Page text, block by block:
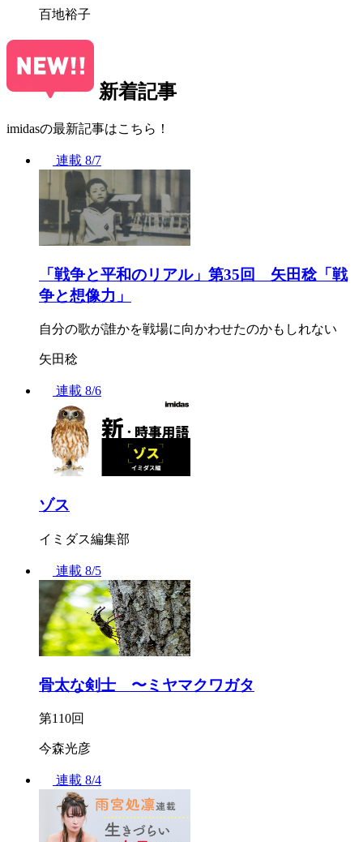
百地裕子
新着記事
imidasの最新記事はこちら！
連載 8/7
「戦争と平和のリアル」第35回 矢田稔「戦
争と想像力」
自分の歌が誰かを戦場に向かわせたのかもしれない
矢田稔
連載 8/6
ゾス
イミダス編集部
連載 8/5
骨太な剣士 〜ミヤマクワガタ
第110回
今森光彦
連載 8/4